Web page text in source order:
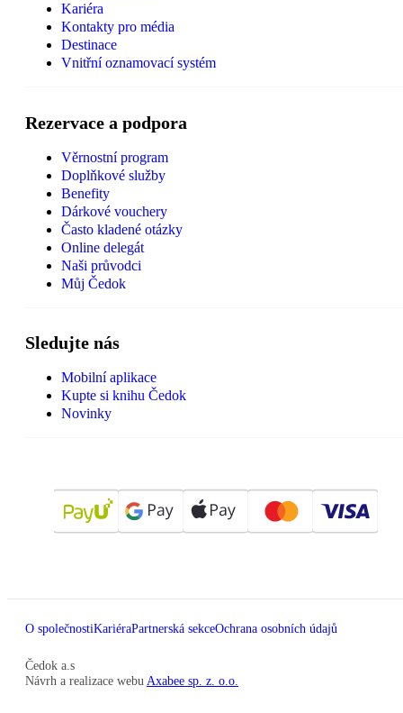
Kariéra
Kontakty pro média
Destinace
Vnitřní oznamovací systém
Rezervace a podpora
Věrnostní program
Doplňkové služby
Benefity
Dárkové vouchery
Často kladené otázky
Online delegát
Naši průvodci
Můj Čedok
Sledujte nás
Mobilní aplikace
Kupte si knihu Čedok
Novinky
O společnostiKariéraPartnerská sekceOchrana osobních údajů
Čedok a.s
Návrh a realizace webu Axabee sp. z. o.o.